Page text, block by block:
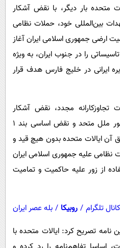
الملل
وحش
خارجی
متحده بار دیگر، با نقض آشکار
بین‌المللی خود، حملات نظامی
ارضی جمهوری اسلامی ایران آغاز
را در جنوب ایران، به ویژه
ایرانی در خلیج فارس هدف قرار
تجاوزکارانه مجدد، نقض آشکار
دیگری از بند (۴) ماده (۲) منشور ملل متحد و نقض اساسی بند ۱
آن ایالات متحده بدون هیچ قید و
علیه جمهوری اسلامی ایران
از زور علیه حاکمیت و تمامیت
تلگرام / روبیکا / بله عصر ایران
نامه تصریح کرد: ایالات متحده با